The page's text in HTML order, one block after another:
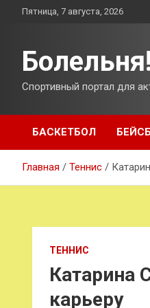
ПерейтиПятница, 7 августа, 2026
Болельня!
Спортивный портал для
БАСКЕТБОЛ
Главная Теннис
ТЕННИС
Катарина
карьеру